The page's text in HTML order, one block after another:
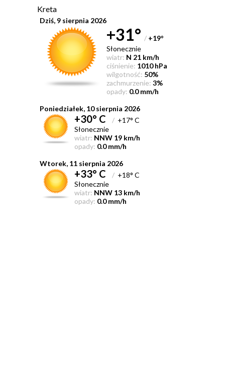
Kreta
Dziś, 9 sierpnia 2026
+31° / +19°
Słonecznie
wiatr: N 21 km/h
ciśnienie: 1010 hPa
wilgotność: 50%
zachmurzenie: 3%
opady: 0.0 mm/h
Poniedziałek, 10 sierpnia 2026
+30° C /+17° C
Słonecznie
wiatr: NNW 19 km/h
opady: 0.0 mm/h
Wtorek, 11 sierpnia 2026
+33° C /+18° C
Słonecznie
wiatr: NNW 13 km/h
opady: 0.0 mm/h